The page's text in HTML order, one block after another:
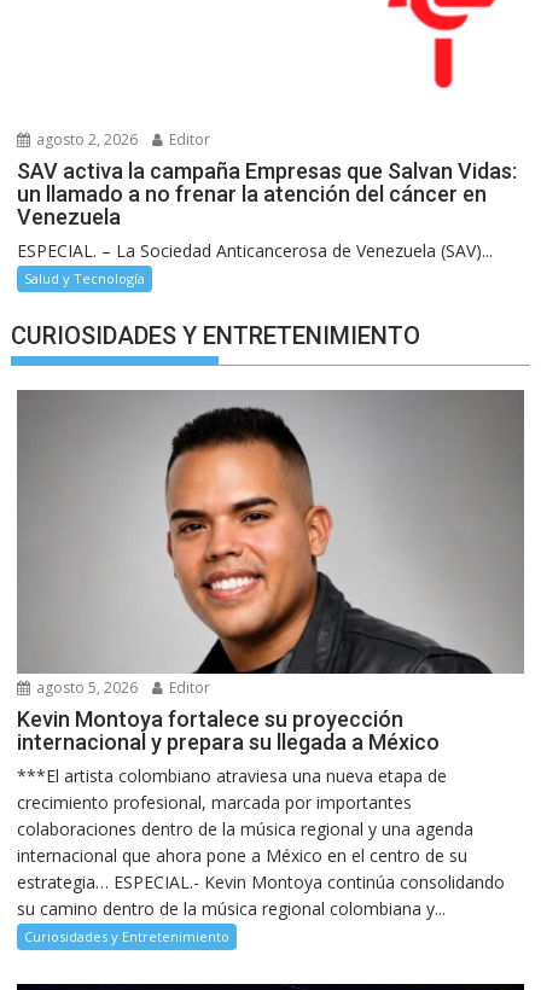
agosto 2, 2026 Editor
SAV activa la campaña Empresas que Salvan Vidas:
un llamado a no frenar la atención del cáncer en
Venezuela
ESPECIAL. – La Sociedad Anticancerosa de Venezuela (SAV)...
Salud y Tecnología
CURIOSIDADES Y ENTRETENIMIENTO
agosto 5, 2026 Editor
Kevin Montoya fortalece su proyección
internacional y prepara su llegada a México
***El artista colombiano atraviesa una nueva etapa de
crecimiento profesional, marcada por importantes
colaboraciones dentro de la música regional y una agenda
internacional que ahora pone a México en el centro de su
estrategia… ESPECIAL.- Kevin Montoya continúa consolidando
su camino dentro de la música regional colombiana y...
Curiosidades y Entretenimiento